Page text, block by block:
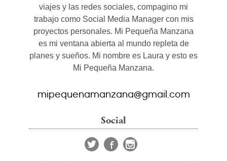
viajes y las redes sociales, compagino mi
trabajo como Social Media Manager con mis
proyectos personales. Mi Pequeña Manzana
es mi ventana abierta al mundo repleta de
planes y sueños. Mi nombre es Laura y esto es
Mi Pequeña Manzana.
mipequenamanzana@gmail.com
Social